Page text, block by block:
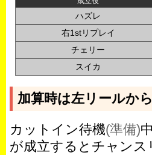
ハズレ
右1stリプレイ
チェリー
スイカ
加算時は左リールから
カットイン待機(準備)
が成立するとチャンス